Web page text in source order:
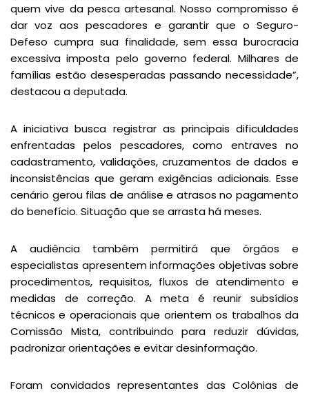
quem vive da pesca artesanal. Nosso compromisso é
dar voz aos pescadores e garantir que o Seguro-
Defeso cumpra sua finalidade, sem essa burocracia
excessiva imposta pelo governo federal. Milhares de
famílias estão desesperadas passando necessidade”,
destacou a deputada.
A iniciativa busca registrar as principais dificuldades
enfrentadas pelos pescadores, como entraves no
cadastramento, validações, cruzamentos de dados e
inconsistências que geram exigências adicionais. Esse
cenário gerou filas de análise e atrasos no pagamento
do benefício. Situação que se arrasta há meses.
A audiência também permitirá que órgãos e
especialistas apresentem informações objetivas sobre
procedimentos, requisitos, fluxos de atendimento e
medidas de correção. A meta é reunir subsídios
técnicos e operacionais que orientem os trabalhos da
Comissão Mista, contribuindo para reduzir dúvidas,
padronizar orientações e evitar desinformação.
Foram convidados representantes das Colônias de